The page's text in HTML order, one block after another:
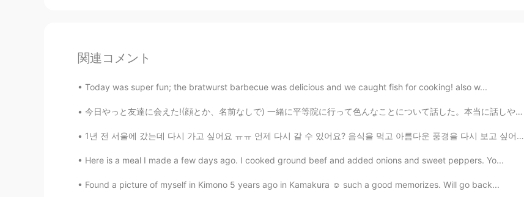
関連コメント
Today was super fun; the bratwurst barbecue was delicious and we caught fish for cooking! also w...
今日やっと友達に会えた!(顔とか、名前なしで) 一緒に平等院に行って色んなことについて話した。本当に話しやすかったから嬉しい。気がついたけど私の日本語を練習しないといけない。色んな言いたいことを...
1년 전 서울에 갔는데 다시 가고 싶어요 ㅠㅠ 언제 다시 갈 수 있어요? 음식을 먹고 아름다운 풍경을 다시 보고 싶어요.. 저는 영국보다 한국을 더 좋아해요 ㅎㅎ 여기가 ...
Here is a meal I made a few days ago. I cooked ground beef and added onions and sweet peppers. Yo...
Found a picture of myself in Kimono 5 years ago in Kamakura ☺ such a good memorizes. Will go back...